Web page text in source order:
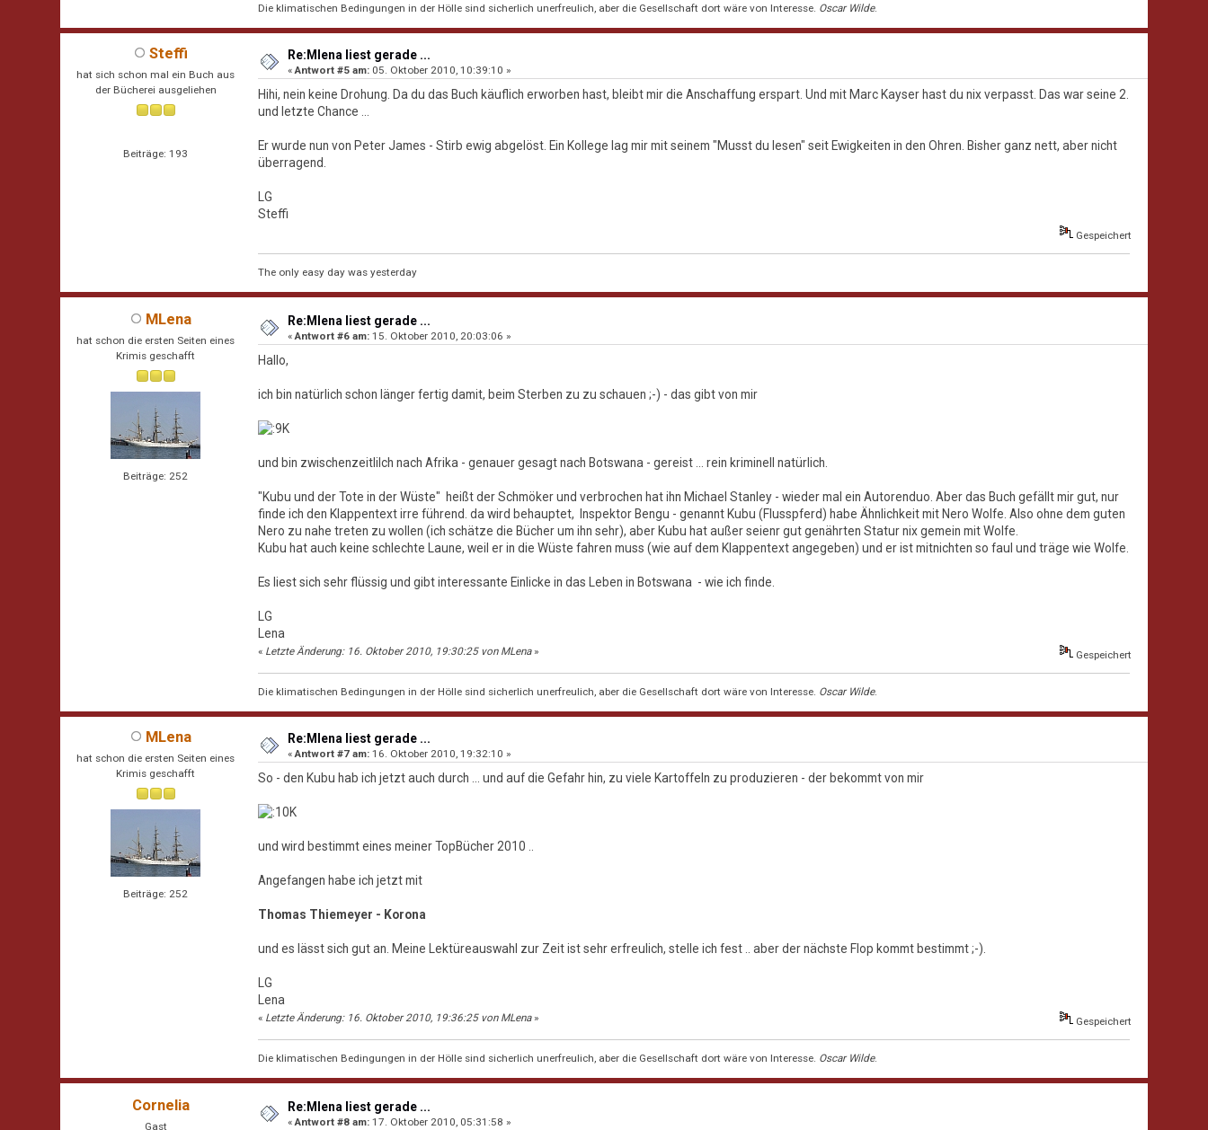
Die klimatischen Bedingungen in der Hölle sind sicherlich unerfreulich, aber die Gesellschaft dort wäre von Interesse. Oscar Wilde.
Steffi
hat sich schon mal ein Buch aus
der Bücherei ausgeliehen
Beiträge: 193
Re:Mlena liest gerade ...
«Antwort #5 am: 05. Oktober 2010, 10:39:10 »
Hihi, nein keine Drohung. Da du das Buch käuflich erworben hast, bleibt mir die Anschaffung erspart. Und mit Marc Kayser hast du nix verpasst. Das war seine 2.
und letzte Chance ...
Er wurde nun von Peter James - Stirb ewig abgelöst. Ein Kollege lag mir mit seinem "Musst du lesen" seit Ewigkeiten in den Ohren. Bisher ganz nett, aber nicht
überragend.
LG
Steffi
Gespeichert
The only easy day was yesterday
MLena
hat schon die ersten Seiten eines
Krimis geschafft
Beiträge: 252
Re:Mlena liest gerade ...
«Antwort #6 am: 15. Oktober 2010, 20:03:06 »
Hallo,
ich bin natürlich schon länger fertig damit, beim Sterben zu zu schauen ;-) - das gibt von mir
und bin zwischenzeitlilch nach Afrika - genauer gesagt nach Botswana - gereist ... rein kriminell natürlich.
"Kubu und der Tote in der Wüste" heißt der Schmöker und verbrochen hat ihn Michael Stanley - wieder mal ein Autorenduo. Aber das Buch gefällt mir gut, nur
finde ich den Klappentext irre führend. da wird behauptet, Inspektor Bengu - genannt Kubu (Flusspferd) habe Ähnlichkeit mit Nero Wolfe. Also ohne dem guten
Nero zu nahe treten zu wollen (ich schätze die Bücher um ihn sehr), aber Kubu hat außer seienr gut genährten Statur nix gemein mit Wolfe.
Kubu hat auch keine schlechte Laune, weil er in die Wüste fahren muss (wie auf dem Klappentext angegeben) und er ist mitnichten so faul und träge wie Wolfe.
Es liest sich sehr flüssig und gibt interessante Einlicke in das Leben in Botswana - wie ich finde.
LG
Lena
« Letzte Änderung: 16. Oktober 2010, 19:30:25 von MLena» Gespeichert
Die klimatischen Bedingungen in der Hölle sind sicherlich unerfreulich, aber die Gesellschaft dort wäre von Interesse. Oscar Wilde.
MLena
hat schon die ersten Seiten eines
Krimis geschafft
Beiträge: 252
Re:Mlena liest gerade ...
«Antwort #7 am: 16. Oktober 2010, 19:32:10 »
So - den Kubu hab ich jetzt auch durch ... und auf die Gefahr hin, zu viele Kartoffeln zu produzieren - der bekommt von mir
und wird bestimmt eines meiner TopBücher 2010 ..
Angefangen habe ich jetzt mit
Thomas Thiemeyer - Korona
und es lässt sich gut an. Meine Lektüreauswahl zur Zeit ist sehr erfreulich, stelle ich fest .. aber der nächste Flop kommt bestimmt ;-).
LG
Lena
« Letzte Änderung: 16. Oktober 2010, 19:36:25 von MLena» Gespeichert
Die klimatischen Bedingungen in der Hölle sind sicherlich unerfreulich, aber die Gesellschaft dort wäre von Interesse. Oscar Wilde.
Cornelia
Gast
Re:Mlena liest gerade ...
«Antwort #8 am: 17. Oktober 2010, 05:31:58 »